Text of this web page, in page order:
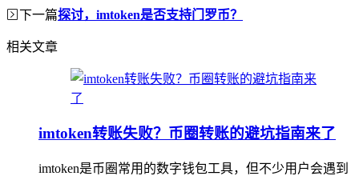
下一篇探讨，imtoken是否支持门罗币？
相关文章
imtoken转账失败？币圈转账的避坑指南来了
imtoken是币圈常用的数字钱包工具，但不少用户会遇到